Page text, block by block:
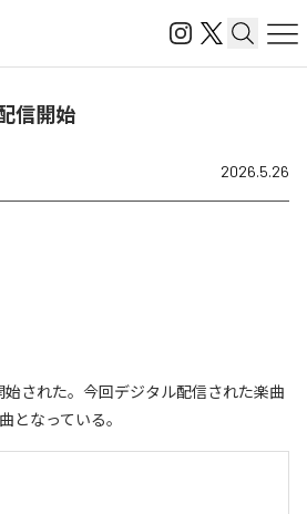
信開始
2026.5.26
始された。今回デジタル配信された楽曲
となっている。